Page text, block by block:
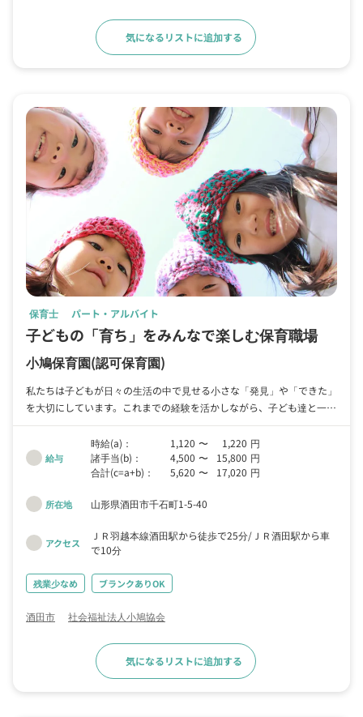
気になるリストに追加する
保育士 パート・アルバイト
子どもの「育ち」をみんなで楽しむ保育職場
小鳩保育園(認可保育園)
私たちは子どもが日々の生活の中で見せる小さな「発見」や「できた」
を大切にしています。これまでの経験を活かしながら、子ども達と一緒
に新しい発見を楽しみませんか。
給与
時給(a)： 1,120 〜 1,220 円
諸手当(b)：
4,500 〜 15,800 円
合計(c=a+b)：
5,620 〜 17,020 円
所在地 山形県酒田市千石町1-5-40
アクセス
ＪＲ羽越本線酒田駅から徒歩で25分
ＪＲ酒田駅から車
で10分
残業少なめ ブランクありOK
酒田市 社会福祉法人小鳩協会
気になるリストに追加する